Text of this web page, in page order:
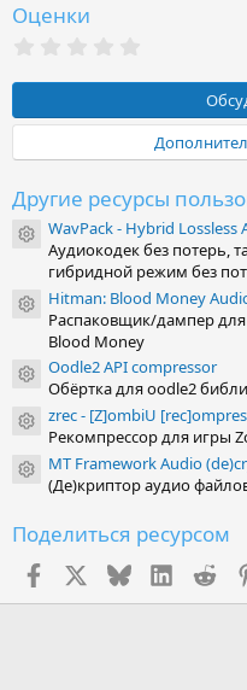
Оценки
0
з
в
Другие ресурсы
Иконка ресурса
WavPack - Hybrid Lossless
Аудиокодек без потерь,
гибридной режим без
Иконка ресурса
Hitman: Blood Money
Распаковщик/дампер
Blood Money
Иконка ресурса
Oodle2 API compressor
Обёртка для oodle2
Иконка ресурса
zrec - [Z]ombiU
Рекомпрессор для игры
Иконка ресурса
MT Framework Audio
(Де)криптор аудио
Поделиться ресурсом
FacebookX (Twitter)
BlueskyLinkedIn